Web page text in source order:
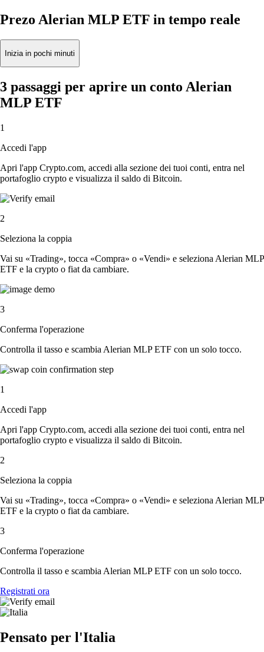
Prezo Alerian MLP ETF in tempo reale
Inizia in pochi minuti
3 passaggi per aprire un conto Alerian
MLP ETF
1
Accedi l'app
Apri l'app Crypto.com, accedi alla sezione dei tuoi conti, entra nel
portafoglio crypto e visualizza il saldo di Bitcoin.
2
Seleziona la coppia
Vai su «Trading», tocca «Compra» o «Vendi» e seleziona Alerian MLP
ETF e la crypto o fiat da cambiare.
3
Conferma l'operazione
Controlla il tasso e scambia Alerian MLP ETF con un solo tocco.
1
Accedi l'app
Apri l'app Crypto.com, accedi alla sezione dei tuoi conti, entra nel
portafoglio crypto e visualizza il saldo di Bitcoin.
2
Seleziona la coppia
Vai su «Trading», tocca «Compra» o «Vendi» e seleziona Alerian MLP
ETF e la crypto o fiat da cambiare.
3
Conferma l'operazione
Controlla il tasso e scambia Alerian MLP ETF con un solo tocco.
Registrati ora
Pensato per l'Italia